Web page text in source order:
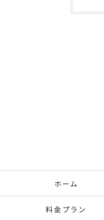
ホーム
料金プラン